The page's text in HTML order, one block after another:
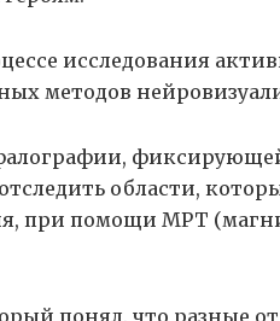
исследования
методов
области,
при помощи МРТ
понял, что разные